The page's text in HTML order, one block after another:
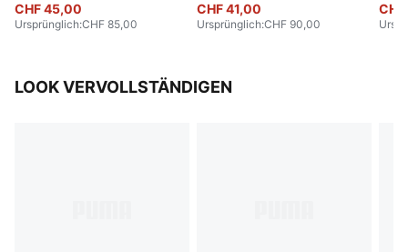
CHF 45,00
Ursprünglich:CHF 85,00
CHF 41,00
Ursprünglich:CHF 90,00
LOOK VERVOLLSTÄNDIGEN